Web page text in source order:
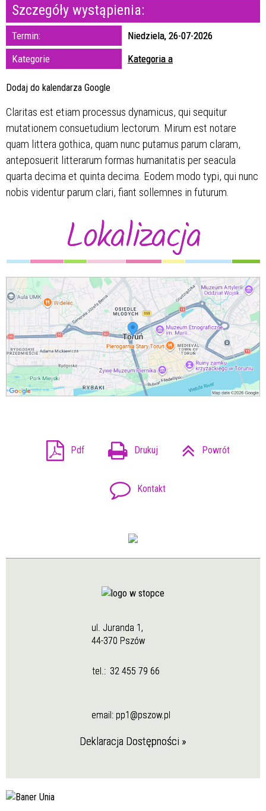
Trwające w
zakresie
Organizator
Szczegóły wystąpienia:
Termin:
Niedziela, 26-07-2026
Kategorie
Kategoria a
Dodaj do kalendarza Google
Claritas est etiam processus dynamicus, qui sequitur
mutationem consuetudium lectorum. Mirum est notare
quam littera gothica, quam nunc putamus parum claram,
anteposuerit litterarum formas humanitatis per seacula
quarta decima et quinta decima. Eodem modo typi, qui nunc
nobis videntur parum clari, fiant sollemnes in futurum.
Lokalizacja
Pdf Drukuj Powrót
Kontakt
ul. Juranda 1,
44-370 Pszów
tel.: 32 455 79 66
email: pp1@pszow.pl
Deklaracja Dostępności »